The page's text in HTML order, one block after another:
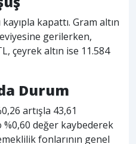
kayıpla kapattı. Gram altın
gerilerken,
çeyrek altın ise 11.584
Durum
artışla 43,61
%0,60 değer kaybederek
fonlarının genel